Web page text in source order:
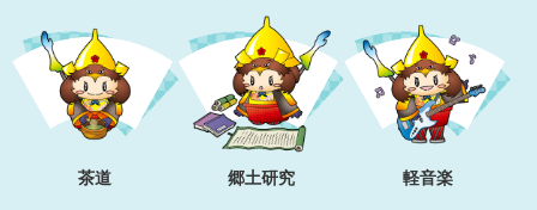
茶道 郷土研究 軽音楽